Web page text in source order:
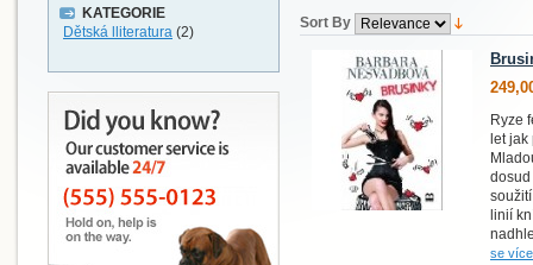
KATEGORIE
Dětská lliteratura (2)
Sort By
Ryze
let jak
linií
se více